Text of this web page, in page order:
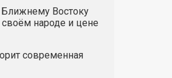
Ближнему Востоку
народе и цене
современная